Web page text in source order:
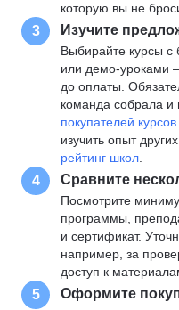
которую вы не
3 Изучите
Выбирайте курсы
или демо-уроками
до оплаты.
команда собрала и
покупателей курсов
изучить опыт
рейтинг школ
4 Сравните
Посмотрите
программы,
и сертификат.
например, за
доступ к
5 Оформите